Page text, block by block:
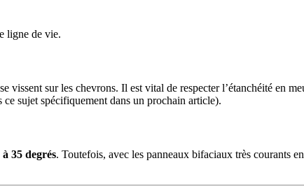
ligne de vie.
sur les chevrons. Il est vital de respecter l’étanchéité en
ce sujet spécifiquement dans un prochain article).
à 35 degrés. Toutefois, avec les panneaux bifaciaux très courants